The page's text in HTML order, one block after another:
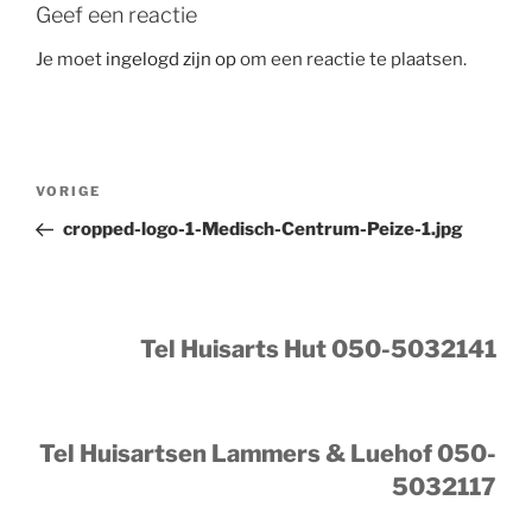
Geef een reactie
Je moet ingelogd zijn opom een reactie te plaatsen.
Bericht
Vorig
bericht
VORIGE
cropped-logo-1-Medisch-Centrum-Peize-1.jpg
Tel Huisarts Hut 050-5032141
Tel Huisartsen Lammers & Luehof 050-
5032117